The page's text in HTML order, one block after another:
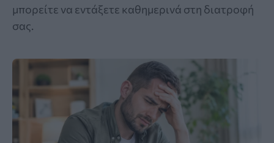
μπορείτε να εντάξετε καθημερινά στη διατροφή
σας.